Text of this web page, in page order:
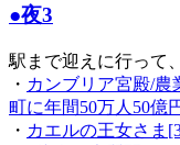
●夜3
駅まで迎えに行って
・ カンブリア宮殿/
町に年間50万人50億
・ カエルの王女さま